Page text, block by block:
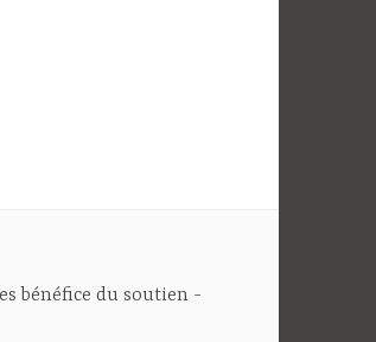
bénéfice du soutien